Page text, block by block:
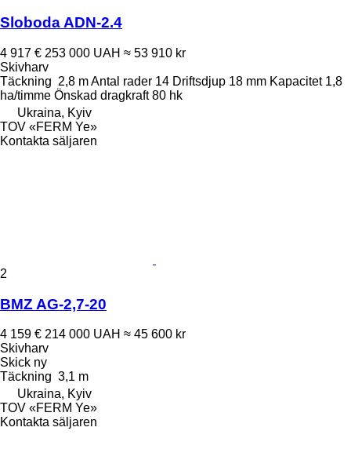
Sloboda ADN-2.4
4 917 € 253 000 UAH ≈ 53 910 kr
Skivharv
Täckning 2,8 mAntal rader 14 Driftsdjup 18 mm Kapacitet 1,8
ha/timme Önskad dragkraft 80 hk
Ukraina, Kyiv
TOV «FERM Ye»
Kontakta säljaren
2
BMZ AG-2,7-20
4 159 € 214 000 UAH ≈ 45 600 kr
Skivharv
Skick ny
Täckning 3,1 m
Ukraina, Kyiv
TOV «FERM Ye»
Kontakta säljaren